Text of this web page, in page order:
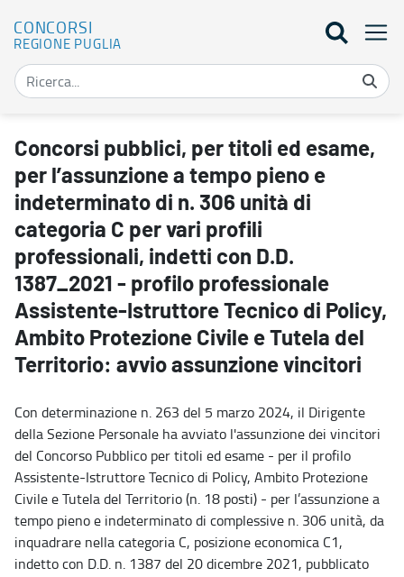
CONCORSI
REGIONE PUGLIA
Concorsi pubblici, per titoli ed esame, per l’assunzione a tempo
Concorsi pubblici, per titoli ed esame,
per l’assunzione a tempo pieno e
indeterminato di n. 306 unità di
categoria C per vari profili
professionali, indetti con D.D.
1387_2021 - profilo professionale
Assistente-Istruttore Tecnico di Policy,
Ambito Protezione Civile e Tutela del
Territorio: avvio assunzione vincitori
Con determinazione n. 263 del 5 marzo 2024, il Dirigente
della Sezione Personale ha avviato l'assunzione dei vincitori
del Concorso Pubblico per titoli ed esame - per il profilo
Assistente-Istruttore Tecnico di Policy, Ambito Protezione
Civile e Tutela del Territorio (n. 18 posti) - per l’assunzione a
tempo pieno e indeterminato di complessive n. 306 unità, da
inquadrare nella categoria C, posizione economica C1,
indetto con D.D. n. 1387 del 20 dicembre 2021, pubblicato